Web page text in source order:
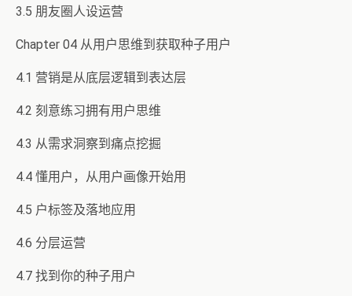
3.5 朋友圈人设运营
Chapter 04 从用户思维到获取种子用户
4.1 营销是从底层逻辑到表达层
4.2 刻意练习拥有用户思维
4.3 从需求洞察到痛点挖掘
4.4 懂用户，从用户画像开始用
4.5 户标签及落地应用
4.6 分层运营
4.7 找到你的种子用户